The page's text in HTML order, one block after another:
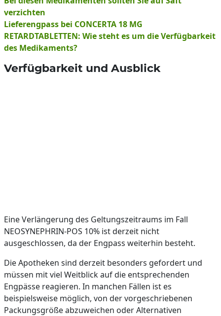
verzichten
Lieferengpass bei CONCERTA 18 MG
RETARDTABLETTEN: Wie steht es um die Verfügbarkeit
des Medikaments?
Verfügbarkeit und Ausblick
Eine Verlängerung des Geltungszeitraums im Fall
NEOSYNEPHRIN-POS 10% ist derzeit nicht
ausgeschlossen, da der Engpass weiterhin besteht.
Die Apotheken sind derzeit besonders gefordert und
müssen mit viel Weitblick auf die entsprechenden
Engpässe reagieren. In manchen Fällen ist es
beispielsweise möglich, von der vorgeschriebenen
Packungsgröße abzuweichen oder Alternativen